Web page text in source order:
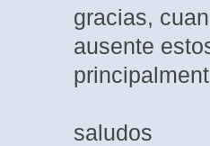
gracias,
ausente
saludos